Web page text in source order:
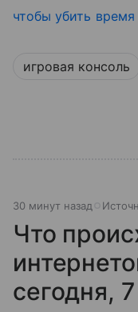
чтобы убить время
игровая консоль
30 минут назад
Что
сегодня, 7